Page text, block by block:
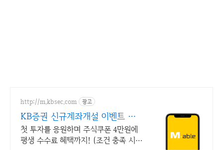
http://m.kbsec.com 광고
KB증권 신규계좌개설 이벤트 국
내주식쿠폰 최대 5만원
첫 투자를 응원하며 주식쿠폰 4만원에
평생 수수료 혜택까지! (조건 충족 시)